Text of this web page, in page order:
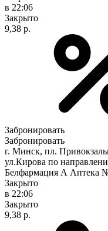
в 22:06
Закрыто
9,38 р.
Забронировать
Забронировать
г. Минск, пл.
ул.Кирова по
Белфармация А Аптека
Закрыто
в 22:06
Закрыто
9,38 р.